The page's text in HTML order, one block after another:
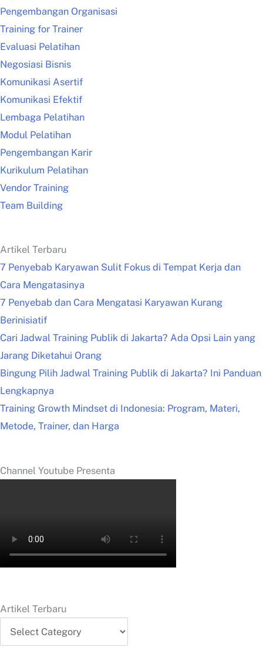
Pengembangan Organisasi
Training for Trainer
Evaluasi Pelatihan
Negosiasi Bisnis
Komunikasi Asertif
Komunikasi Efektif
Lembaga Pelatihan
Modul Pelatihan
Pengembangan Karir
Kurikulum Pelatihan
Vendor Training
Team Building
Artikel Terbaru
7 Penyebab Karyawan Sulit Fokus di Tempat Kerja dan
Cara Mengatasinya
7 Penyebab dan Cara Mengatasi Karyawan Kurang
Berinisiatif
Cari Jadwal Training Publik di Jakarta? Ada Opsi Lain yang
Jarang Diketahui Orang
Bingung Pilih Jadwal Training Publik di Jakarta? Ini Panduan
Lengkapnya
Training Growth Mindset di Indonesia: Program, Materi,
Metode, Trainer, dan Harga
Channel Youtube Presenta
Artikel Terbaru
Terbaru